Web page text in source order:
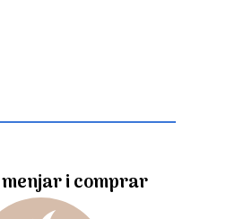
i comprar